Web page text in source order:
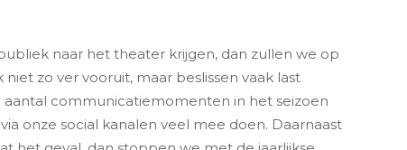
naar het theater krijgen, dan zullen we op
zo ver vooruit, maar beslissen vaak last
communicatiemomenten in het seizoen
onze social kanalen veel mee doen. Daarnaast